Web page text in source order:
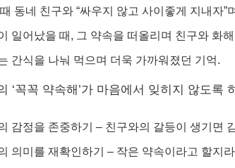
동네 친구와 “싸우지 않고 사이좋게 지내자
일어났을 때, 그 약속을 떠올리며 친구와 화
간식을 나눠 먹으며 더욱 가까워졌던 기억.
‘꼭꼭 약속해’가 마음에서 잊히지 않도록
감정을 존중하기 – 친구와의 갈등이 생기면
의미를 재확인하기 – 작은 약속이라고 할지